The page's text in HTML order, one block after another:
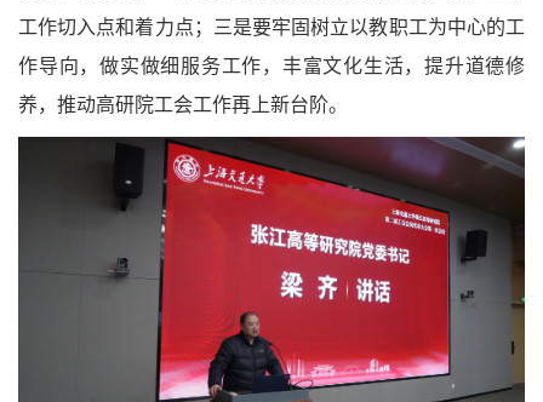
工作切入点和着力点；三是要牢固树立以教职工为中心的工
作导向，做实做细服务工作，丰富文化生活，提升道德修
养，推动高研院工会工作再上新台阶。